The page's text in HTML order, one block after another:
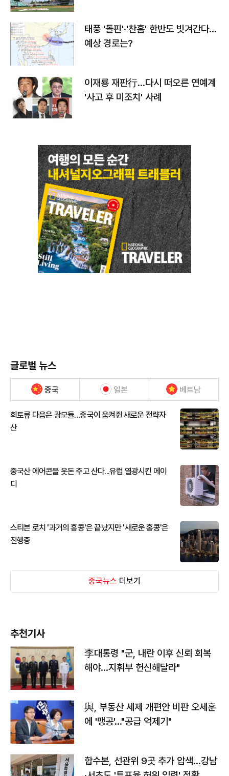
태풍 '돌핀'·'찬홈' 한반도 빗겨간다…
예상 경로는?
이재룡 재판行…다시 떠오른 연예계
'사고 후 미조치' 사례
글로벌 뉴스
중국 일본 베트남
희토류 다음은 광모듈…중국이 움켜쥔 새로운 전략자
산
중국산 에어콘을 웃돈 주고 산다...유럽 열광시킨 메이
디
스티븐 로치 '과거의 홍콩'은 끝났지만 '새로운 홍콩'은
진행중
중국뉴스 더보기
추천기사
李대통령 "군, 내란 이후 신뢰 회복
해야…지휘부 헌신해달라"
與, 부동산 세제 개편안 비판 오세훈
에 '맹공'…"공급 억제기"
합수본, 선관위 9곳 추가 압색…강남